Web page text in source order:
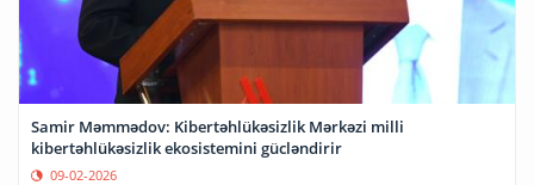
Samir Məmmədov: Kibertəhlükəsizlik Mərkəzi milli
kibertəhlükəsizlik ekosistemini gücləndirir
09-02-2026